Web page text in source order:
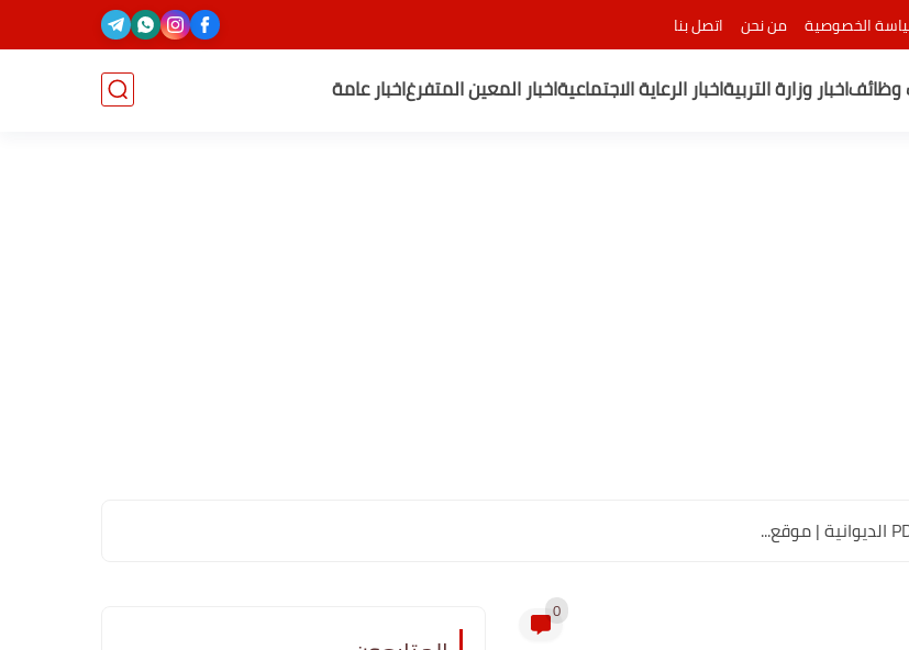
الخصوصية من نحن اتصل بنا
وظائفاخبار وزارة التربيةاخبار الرعاية الاجتماعيةاخبار المعين المتفرغاخبار عامة
0